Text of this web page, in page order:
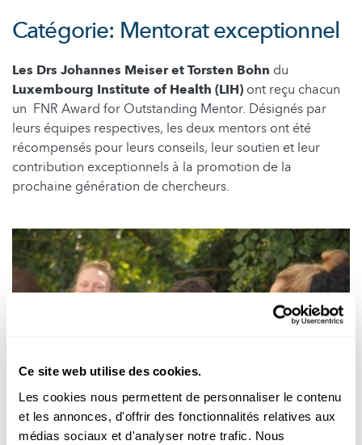
Ce site web utilise des cookies.
Les cookies nous permettent de personnaliser le contenu
et les annonces, d'offrir des fonctionnalités relatives aux
médias sociaux et d'analyser notre trafic. Nous
Catégorie: Mentorat exceptionnel
Les Drs Johannes Meiser et Torsten Bohn du
Luxembourg Institute of Health (LIH) ont reçu chacun
un FNR Award for Outstanding Mentor. Désignés par
leurs équipes respectives, les deux mentors ont été
récompensés pour leurs conseils, leur soutien et leur
contribution exceptionnels à la promotion de la
prochaine génération de chercheurs.
Portraits de chercheurs